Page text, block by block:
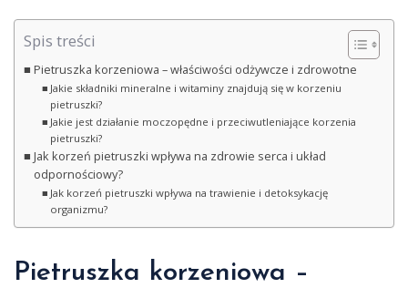
Spis treści
Pietruszka korzeniowa – właściwości odżywcze i zdrowotne
Jakie składniki mineralne i witaminy znajdują się w korzeniu
pietruszki?
Jakie jest działanie moczopędne i przeciwutleniające korzenia
pietruszki?
Jak korzeń pietruszki wpływa na zdrowie serca i układ
odpornościowy?
Jak korzeń pietruszki wpływa na trawienie i detoksykację
organizmu?
Pietruszka korzeniowa –